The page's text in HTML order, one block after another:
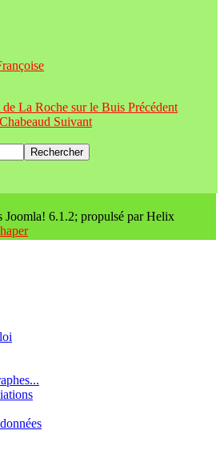
La Roche sur le Buis Précédent
Suivant
Rechercher
Joomla! 6.1.2; propulsé par Helix